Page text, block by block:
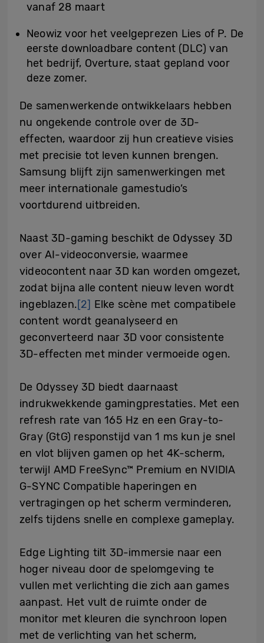
vanaf 28 maart
Neowiz voor het veelgeprezen Lies of P. De
eerste downloadbare content (DLC) van
het bedrijf, Overture, staat gepland voor
deze zomer.
De samenwerkende ontwikkelaars hebben
nu ongekende controle over de 3D-
effecten, waardoor zij hun creatieve visies
met precisie tot leven kunnen brengen.
Samsung blijft zijn samenwerkingen met
meer internationale gamestudio’s
voortdurend uitbreiden.
Naast 3D-gaming beschikt de Odyssey 3D
over AI-videoconversie, waarmee
videocontent naar 3D kan worden omgezet,
zodat bijna alle content nieuw leven wordt
ingeblazen.[2] Elke scène met compatibele
content wordt geanalyseerd en
geconverteerd naar 3D voor consistente
3D-effecten met minder vermoeide ogen.
De Odyssey 3D biedt daarnaast
indrukwekkende gamingprestaties. Met een
refresh rate van 165 Hz en een Gray-to-
Gray (GtG) responstijd van 1 ms kun je snel
en vlot blijven gamen op het 4K-scherm,
terwijl AMD FreeSync™ Premium en NVIDIA
G-SYNC Compatible haperingen en
vertragingen op het scherm verminderen,
zelfs tijdens snelle en complexe gameplay.
Edge Lighting tilt 3D-immersie naar een
hoger niveau door de spelomgeving te
vullen met verlichting die zich aan games
aanpast. Het vult de ruimte onder de
monitor met kleuren die synchroon lopen
met de verlichting van het scherm,